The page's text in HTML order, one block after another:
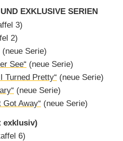
EXKLUSIVE SERIEN
3)
2)
(neue Serie)
See“ (neue Serie)
Turned Pretty“ (neue Serie)
(neue Serie)
Got Away“ (neue Serie)
exklusiv)
6)